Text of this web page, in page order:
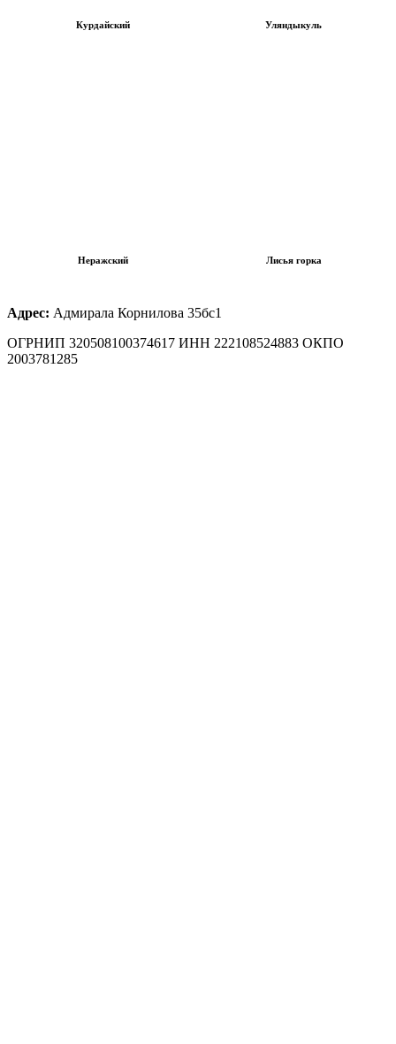
Курдайский Уляндыкуль
Неражский Лисья горка
Адрес: Адмирала Корнилова 35бс1
ОГРНИП 320508100374617 ИНН 222108524883 ОКПО
2003781285